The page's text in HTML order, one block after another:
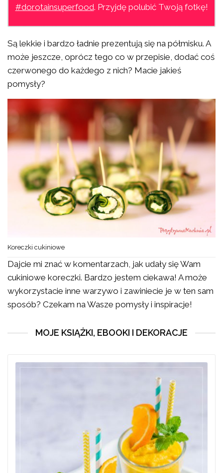
#dorotainsuperfood. Przyjdę polubić Twoją fotkę!
Są lekkie i bardzo ładnie prezentują się na półmisku. A
może jeszcze, oprócz tego co w przepisie, dodać coś
czerwonego do każdego z nich? Macie jakieś
pomysły?
Koreczki cukiniowe
Dajcie mi znać w komentarzach, jak udały się Wam
cukiniowe koreczki. Bardzo jestem ciekawa! A może
wykorzystacie inne warzywo i zawiniecie je w ten sam
sposób? Czekam na Wasze pomysły i inspiracje!
MOJE KSIĄŻKI, EBOOKI I DEKORACJE